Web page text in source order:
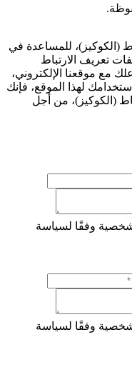
(الكوكيز)، للمساعدة في
تعريف الارتباط
مع موقعنا الإلكتروني،
لهذا الموقع، فإنك
(الكوكيز)، من أجل
وفقًا لسياسة
وفقًا لسياسة